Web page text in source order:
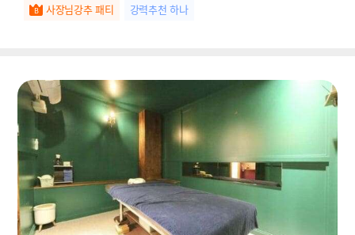
사장님강추 패티 강력추천 하나